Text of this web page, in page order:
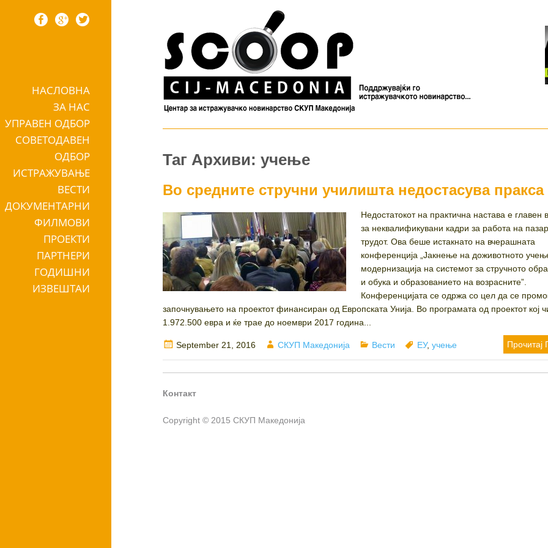
Skip to contentНАСЛОВНА
ЗА НАС
УПРАВЕН ОДБОР
СОВЕТОДАВЕН
ОДБОР
ИСТРАЖУВАЊЕ
ВЕСТИ
ДОКУМЕНТАРНИ
ФИЛМОВИ
ПРОЕКТИ
ПАРТНЕРИ
ГОДИШНИ
ИЗВЕШТАИ
Таг Архиви: учење
Во средните стручни училишта недостасува пракса
Недостатокот на практична настава е главен
за неквалификувани кадри за работа на
трудот. Ова беше истакнато на вчерашната
конференција „Јакнење на доживотното
модернизација на системот за стручното
и обука и образованието на возрасните”.
Конференцијата се одржа со цел да се
започнувањето на проектот финансиран од Европската Унија. Во програмата од проектот кој
1.972.500 евра и ќе трае до ноември 2017 година...
Posted
on
September 21, 2016 Author
СКУП Македонија Categories
Вести Tags
ЕУ,учење Прочитај
Контакт
Copyright © 2015 СКУП Македонија